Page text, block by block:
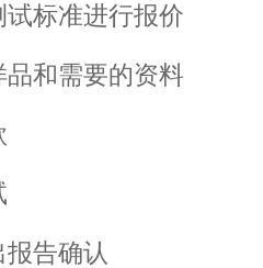
标准进行报价
和需要的资料
告确认